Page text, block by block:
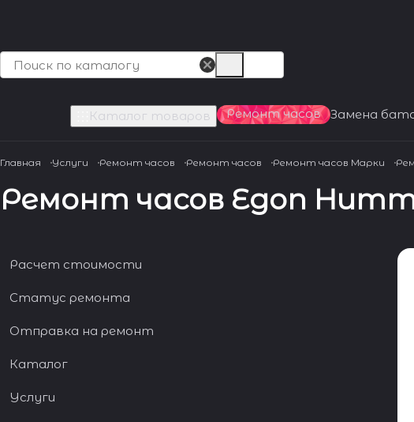
Каталог товаров Ремонт часов Замена
Главная Услуги Ремонт часов Ремонт часов Ремонт часов Марки
Ремонт часов Egon
Расчет стоимости
Статус ремонта
Отправка на ремонт
Каталог
Услуги